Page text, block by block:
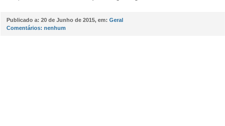
Publicado a: 20 de Junho de 2015, em: Geral
Comentários: nenhum